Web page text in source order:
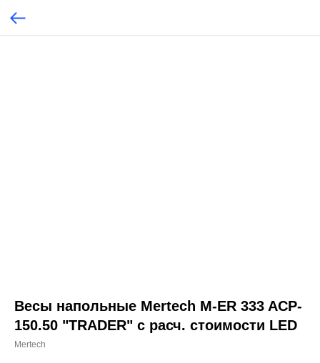
Весы напольные Mertech M-ER 333 ACP-
150.50 "TRADER" с расч. стоимости LED
Mertech